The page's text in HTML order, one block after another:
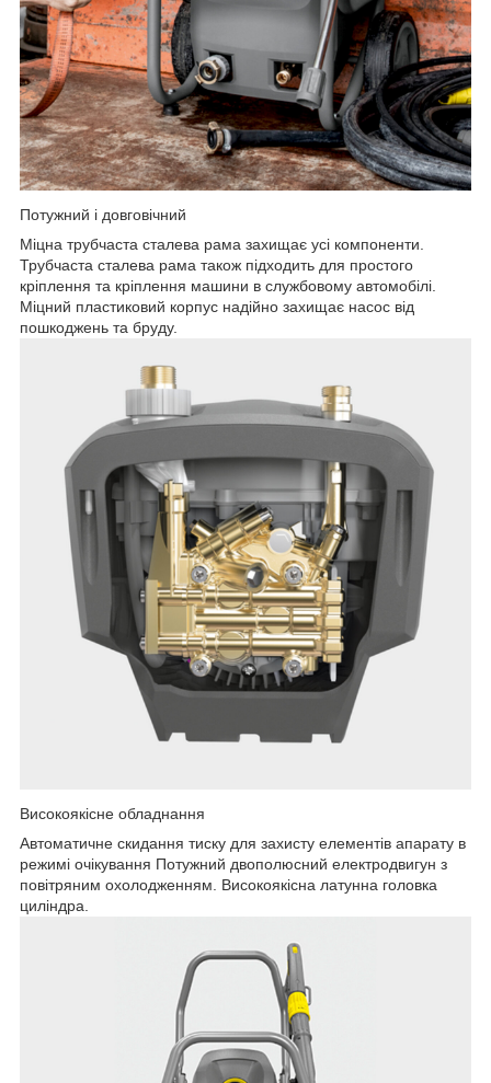
Потужний і довговічний
Міцна трубчаста сталева рама захищає усі компоненти.
Трубчаста сталева рама також підходить для простого
кріплення та кріплення машини в службовому автомобілі.
Міцний пластиковий корпус надійно захищає насос від
пошкоджень та бруду.
Високоякісне обладнання
Автоматичне скидання тиску для захисту елементів апарату в
режимі очікування Потужний двополюсний електродвигун з
повітряним охолодженням. Високоякісна латунна головка
циліндра.